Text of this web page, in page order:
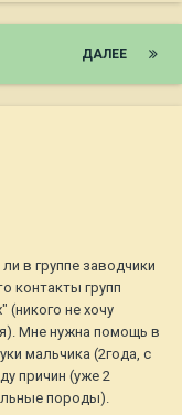
ДАЛЕЕ
в группе заводчики
контакты групп
не хочу
Мне нужна помощь в
мальчика (2года, с
причин (уже 2
породы).